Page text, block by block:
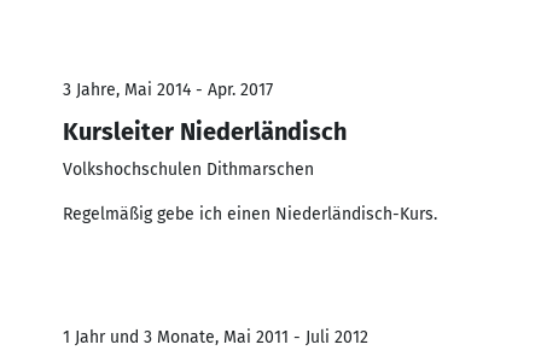
3 Jahre, Mai 2014 - Apr. 2017
Kursleiter Niederländisch
Volkshochschulen Dithmarschen
Regelmäßig gebe ich einen Niederländisch-Kurs.
1 Jahr und 3 Monate, Mai 2011 - Juli 2012